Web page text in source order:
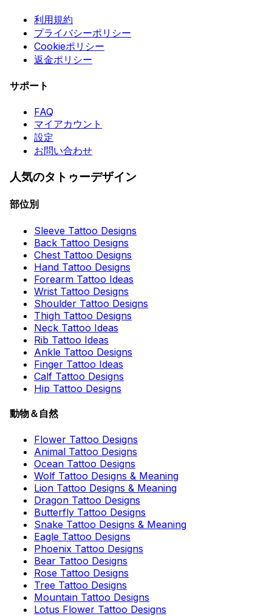
利用規約
プライバシーポリシー
Cookieポリシー
返金ポリシー
サポート
FAQ
マイアカウント
設定
お問い合わせ
人気のタトゥーデザイン
部位別
Sleeve Tattoo Designs
Back Tattoo Designs
Chest Tattoo Designs
Hand Tattoo Designs
Forearm Tattoo Ideas
Wrist Tattoo Designs
Shoulder Tattoo Designs
Thigh Tattoo Designs
Neck Tattoo Ideas
Rib Tattoo Ideas
Ankle Tattoo Designs
Finger Tattoo Ideas
Calf Tattoo Designs
Hip Tattoo Designs
動物＆自然
Flower Tattoo Designs
Animal Tattoo Designs
Ocean Tattoo Designs
Wolf Tattoo Designs & Meaning
Lion Tattoo Designs & Meaning
Dragon Tattoo Designs
Butterfly Tattoo Designs
Snake Tattoo Designs & Meaning
Eagle Tattoo Designs
Phoenix Tattoo Designs
Bear Tattoo Designs
Rose Tattoo Designs
Tree Tattoo Designs
Mountain Tattoo Designs
Lotus Flower Tattoo Designs